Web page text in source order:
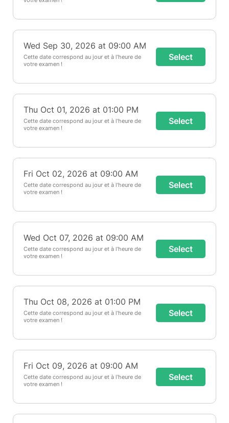
Wed Sep 30, 2026 at 09:00 AM
Cette date correspond au jour et à l'heure de
votre examen !
Select
Thu Oct 01, 2026 at 01:00 PM
Cette date correspond au jour et à l'heure de
votre examen !
Select
Fri Oct 02, 2026 at 09:00 AM
Cette date correspond au jour et à l'heure de
votre examen !
Select
Wed Oct 07, 2026 at 09:00 AM
Cette date correspond au jour et à l'heure de
votre examen !
Select
Thu Oct 08, 2026 at 01:00 PM
Cette date correspond au jour et à l'heure de
votre examen !
Select
Fri Oct 09, 2026 at 09:00 AM
Cette date correspond au jour et à l'heure de
votre examen !
Select